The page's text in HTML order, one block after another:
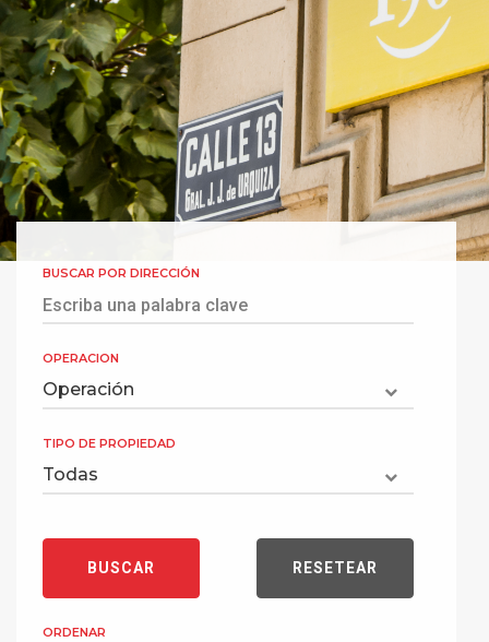
BUSCAR POR DIRECCIÓN
OPERACION
TIPO DE PROPIEDAD
ORDENAR